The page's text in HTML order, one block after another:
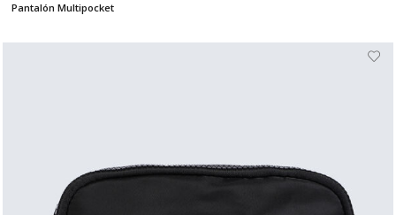
Pantalón Multipocket